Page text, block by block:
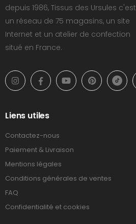
depuis 1986, Tissus des Ursules c'est
un réseau de 75 magasins, un site
Internet et un atelier de confection
situé en France.
Liens utiles
Contactez-nous
Paiement & Livraison
Mentions légales
Conditions générales de ventes
FAQ
Confidentialité et cookies